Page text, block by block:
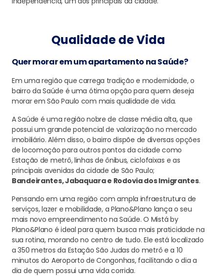
Qualidade de Vida
Quer morar em um apartamento na Saúde?
Em uma região que carrega tradição e modernidade, o
bairro da Saúde é uma ótima opção para quem deseja
morar em São Paulo com mais qualidade de vida.
A Saúde é uma região nobre de classe média alta, que
possui um grande potencial de valorização no mercado
imobiliário. Além disso, o bairro dispõe de diversas opções
de locomoção para outros pontos da cidade como
Estação de metrô, linhas de ônibus, ciclofaixas e as
principais avenidas da cidade de São Paulo;
Bandeirantes, Jabaquara e Rodovia dos Imigrantes.
Pensando em uma região com ampla infraestrutura de
serviços, lazer e mobilidade, a Plano&Plano lança o seu
mais novo empreendimento na Saúde. O Mistá by
Plano&Plano é ideal para quem busca mais praticidade na
sua rotina, morando no centro de tudo. Ele está localizado
a 350 metros da Estação São Judas do metrô e a 10
minutos do Aeroporto de Congonhas, facilitando o dia a
dia de quem possui uma vida corrida.